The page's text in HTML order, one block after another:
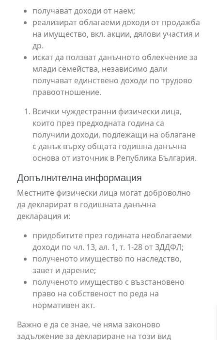
получават доходи от наем;
реализират облагаеми доходи от продажба
на имущество, вкл. акции, дялови участия и
др.
искат да ползват данъчното облекчение за
млади семейства, независимо дали
получават единствено доходи по трудово
правоотношение.
Всички чуждестранни физически лица,
които през предходната година са
получили доходи, подлежащи на облагане
с данък върху общата годишна данъчна
основа от източник в Република България.
Допълнителна информация
Местните физически лица могат доброволно
да декларират в годишната данъчна
декларация и:
придобитите през годината необлагаеми
доходи по чл. 13, ал. 1, т. 1-28 от ЗДДФЛ;
полученото имущество по наследство,
завет и дарение;
полученото имущество с възстановено
право на собственост по реда на
нормативен акт.
Важно е да се знае, че няма законово
задължение за деклариране на този вид